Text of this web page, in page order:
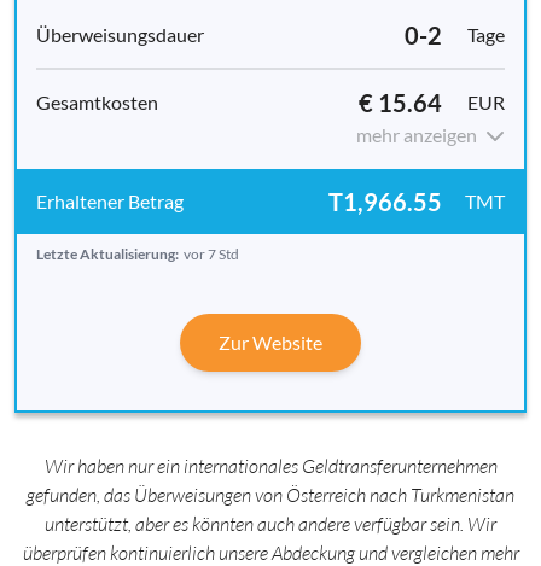
0-2 Tage
€ 15.64
EUR
mehr anzeigen
T1,966.55 TMT
Letzte Aktualisierung: vor 7 Std
Zur Website
Wir haben nur ein internationales Geldtransferunternehmen
gefunden, das Überweisungen von Österreich nach Turkmenistan
unterstützt, aber es könnten auch andere verfügbar sein. Wir
überprüfen kontinuierlich unsere Abdeckung und vergleichen mehr